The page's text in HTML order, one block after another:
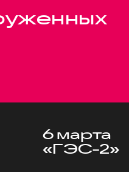
6 марта
«ГЭС-2»